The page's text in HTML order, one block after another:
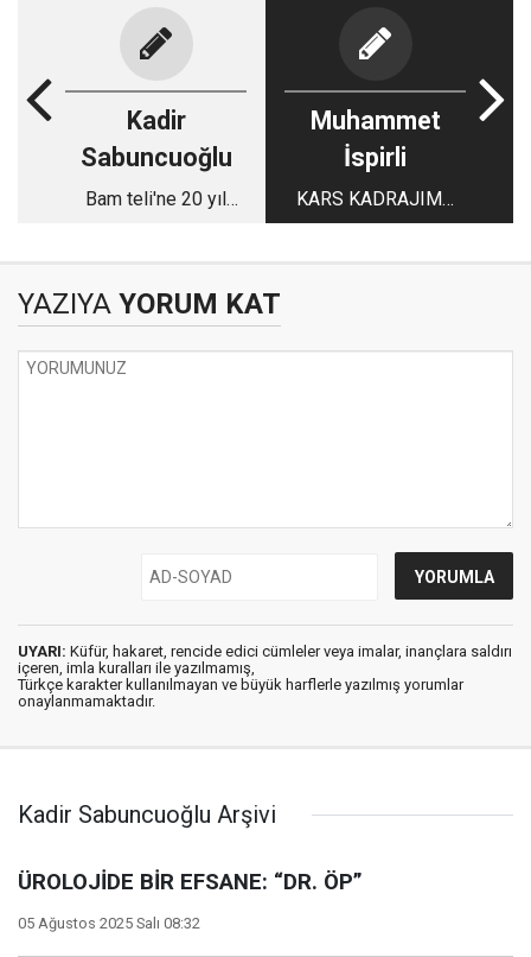
Kadir
Sabuncuoğlu
Bam teli'ne 20 yıl
Muhammet
İspirli
KARS KADRAJIM…
YAZIYA YORUM KAT
UYARI: Küfür, hakaret, rencide edici cümleler veya imalar, inançlara saldırı
içeren, imla kuralları ile yazılmamış,
Türkçe karakter kullanılmayan ve büyük harflerle yazılmış yorumlar
onaylanmamaktadır.
Kadir Sabuncuoğlu Arşivi
ÜROLOJİDE BİR EFSANE: “DR. ÖP”
05 Ağustos 2025 Salı 08:32